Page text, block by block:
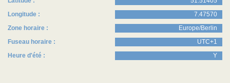
Longitude :
7.47570
Zone horaire :
Europe/Berlin
Fuseau horaire :
UTC+1
Heure d'été :
Y